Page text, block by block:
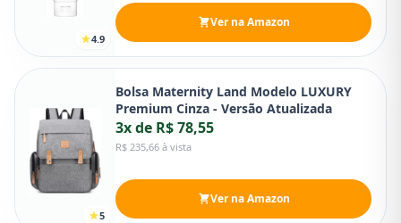
4.9
Ver na Amazon
5
Bolsa Maternity Land Modelo LUXURY
Premium Cinza - Versão Atualizada
3x de R$ 78,55
R$ 235,66 à vista
Ver na Amazon